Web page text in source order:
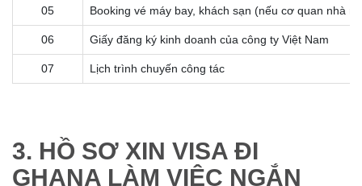
05 Booking vé máy bay, khách sạn (nếu cơ quan nhà
06 Giấy đăng ký kinh doanh của công ty Việt Nam
07 Lịch trình chuyến công tác
3. HỒ SƠ XIN VISA ĐI
GHANA LÀM VIỆC NGẮN